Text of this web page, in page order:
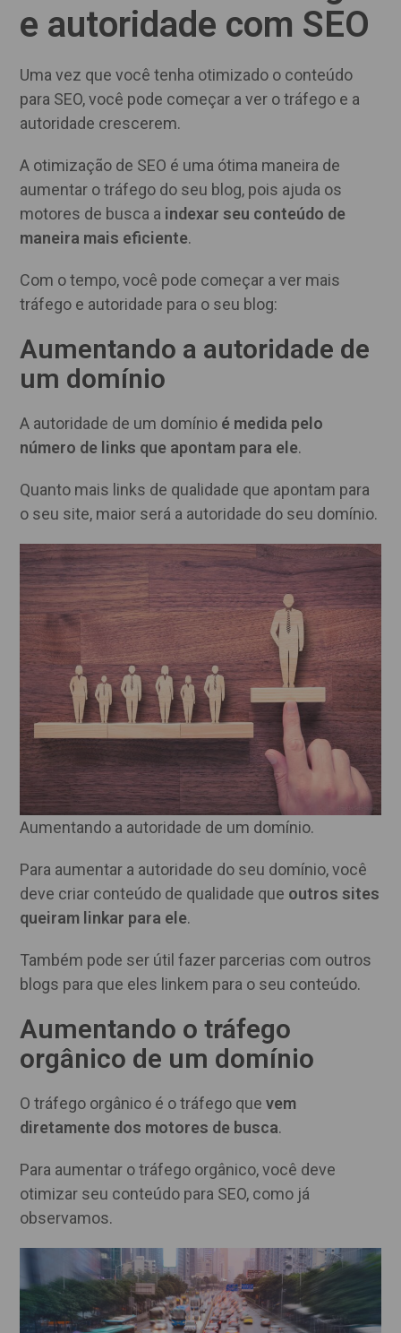
e autoridade com SEO
Uma vez que você tenha otimizado o conteúdo
para SEO, você pode começar a ver o tráfego e a
autoridade crescerem.
A otimização de SEO é uma ótima maneira de
aumentar o tráfego do seu blog, pois ajuda os
motores de busca a indexar seu conteúdo de
maneira mais eficiente.
Com o tempo, você pode começar a ver mais
tráfego e autoridade para o seu blog:
Aumentando a autoridade de
um domínio
A autoridade de um domínio é medida pelo
número de links que apontam para ele.
Quanto mais links de qualidade que apontam para
o seu site, maior será a autoridade do seu domínio.
Aumentando a autoridade de um domínio.
Para aumentar a autoridade do seu domínio, você
deve criar conteúdo de qualidade que outros sites
queiram linkar para ele.
Também pode ser útil fazer parcerias com outros
blogs para que eles linkem para o seu conteúdo.
Aumentando o tráfego
orgânico de um domínio
O tráfego orgânico é o tráfego quevem
diretamente dos motores de busca.
Para aumentar o tráfego orgânico, você deve
otimizar seu conteúdo para SEO, como já
observamos.